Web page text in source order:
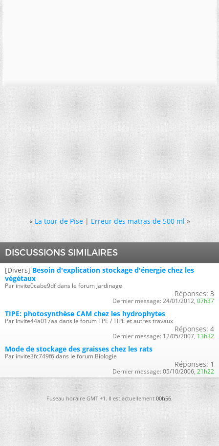
« La tour de Pise|Erreur des matras de 500 ml »
DISCUSSIONS SIMILAIRES
[Divers] Besoin d'explication stockage d'énergie chez les
végétaux
Par invite0cabe9df dans le forum Jardinage
Réponses: 3
Dernier message: 24/01/2012, 07h37
TIPE: photosynthèse CAM chez les hydrophytes
Par invite44a017aa dans le forum TPE / TIPE et autres travaux
Réponses: 4
Dernier message: 12/05/2007, 13h32
Mode de stockage des graisses chez les rats
Par invite3fc749f6 dans le forum Biologie
Réponses: 1
Dernier message: 05/10/2006, 21h22
Fuseau horaire GMT +1. Il est actuellement00h56.